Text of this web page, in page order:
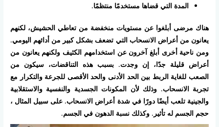
المدة التي قضاها مستخدمًا منتظمًا.
هناك مرضى أبلغوا عن مستويات منخفضة من تعاطي الحشيش، لكنهم
يعانون من أعراض الانسحاب التي تضعف بشكل كبير من أدائهم اليومي.
ومن ناحية أخرى أبلغ آخرون عن استخدامهم الكثيف ولكنهم يعانون من
أعراض قليلة جدًا، إن وجدت. بسبب هذه التناقضات، سيكون من
الصعب للغاية الربط بين الحد الأدنى والحد الأقصى للجرعة والتكرار مع
تجربة الانسحاب. وذلك لأن المكونات الجسدية والنفسية والاستقلابية
والجينية تلعب أيضًا دورًا في شدة أعراض الانسحاب. على سبيل المثال ،
حجم الجسم له تأثير. وكذلك نسبة الدهون في الجسم.